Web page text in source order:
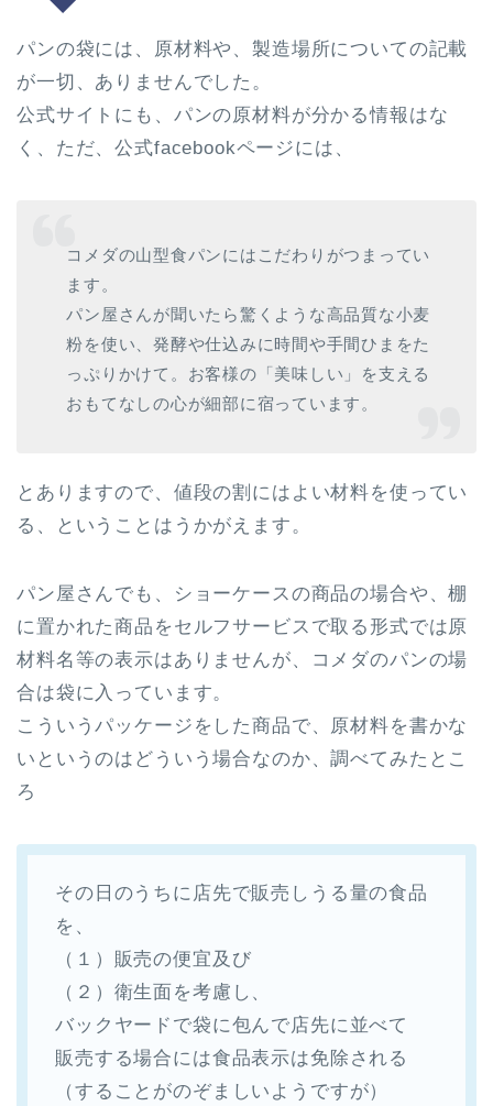
パンの袋には、原材料や、製造場所についての記載
が一切、ありませんでした。
公式サイトにも、パンの原材料が分かる情報はな
く、ただ、公式facebookページには、
コメダの山型食パンにはこだわりがつまってい
ます。
パン屋さんが聞いたら驚くような高品質な小麦
粉を使い、発酵や仕込みに時間や手間ひまをた
っぷりかけて。お客様の「美味しい」を支える
おもてなしの心が細部に宿っています。
とありますので、値段の割にはよい材料を使ってい
る、ということはうかがえます。
パン屋さんでも、ショーケースの商品の場合や、棚
に置かれた商品をセルフサービスで取る形式では原
材料名等の表示はありませんが、コメダのパンの場
合は袋に入っています。
こういうパッケージをした商品で、原材料を書かな
いというのはどういう場合なのか、調べてみたとこ
ろ
その日のうちに店先で販売しうる量の食品
を、
（１）販売の便宜及び
（２）衛生面を考慮し、
バックヤードで袋に包んで店先に並べて
販売する場合には食品表示は免除される
（することがのぞましいようですが）